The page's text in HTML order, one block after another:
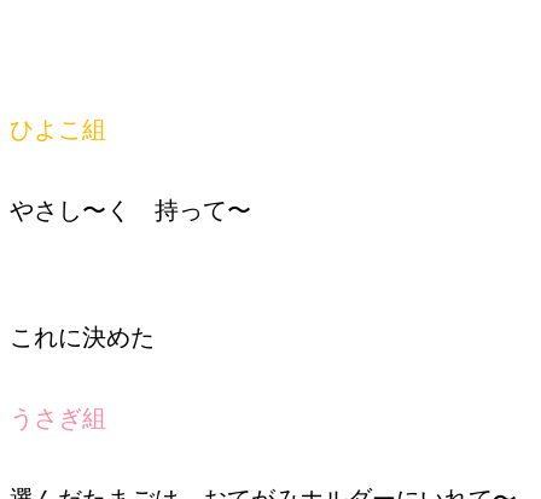
ひよこ組
やさし〜く 持って〜
これに決めた
うさぎ組